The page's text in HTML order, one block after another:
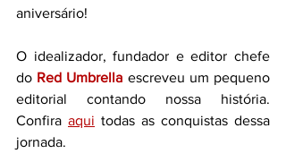
aniversário!
O idealizador, fundador e editor chefe
do Red Umbrella escreveu um pequeno
editorial contando nossa história.
Confira aqui todas as conquistas dessa
jornada.